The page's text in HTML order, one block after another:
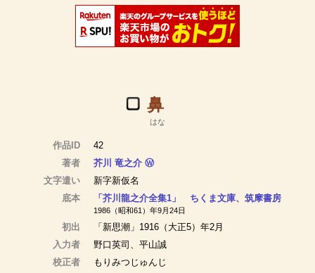
鼻
はな
作品ID
42
著者
芥川 竜之介 Ⓦ
文字遣い
新字新仮名
底本
「芥川龍之介全集1」 ちくま文庫、筑摩書房
1986（昭和61）年9月24日
初出
「新思潮」1916（大正5）年2月
入力者
野口英司、平山誠
校正者
もりみつじゅんじ